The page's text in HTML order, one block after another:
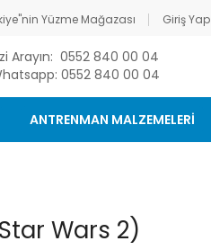
Yüzme Mağazası Giriş Yap
Arayın: 0552 840 00 04
0552 840 00 04
ANTRENMAN MALZEMELERİ
Wars 2)